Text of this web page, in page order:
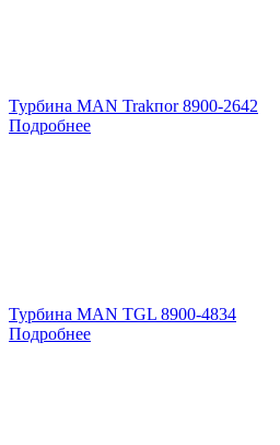
Турбина MAN Trakпоr 8900-2642
Подробнее
Турбина MAN TGL 8900-4834
Подробнее